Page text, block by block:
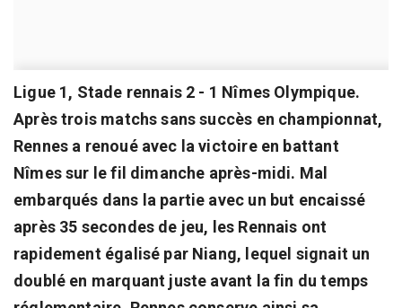
Ligue 1, Stade rennais 2 - 1 Nîmes Olympique.
Après trois matchs sans succès en championnat,
Rennes a renoué avec la victoire en battant
Nîmes sur le fil dimanche après-midi. Mal
embarqués dans la partie avec un but encaissé
après 35 secondes de jeu, les Rennais ont
rapidement égalisé par Niang, lequel signait un
doublé en marquant juste avant la fin du temps